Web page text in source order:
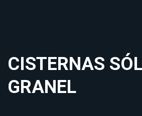
CISTERNAS
GRANEL